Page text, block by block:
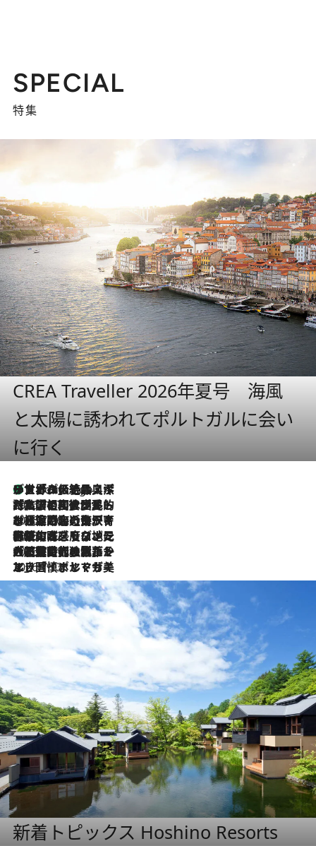
SPECIAL
特集
CREA Traveller 2026年夏号 海風
と太陽に誘われてポルトガルに会い
に行く
6 Hours Ago
リスボンの絶品スイーツ「パステル・デ・ナタ」とは？ポルトガル伝統の奥深い世界へ
2026.7.27
「私の祖国はポルトガル語です」国民的詩人フェルナンド・ペソアと、彼が愛した文学の街を歩く
2026.7.26
ポルトガル近海が育む極上の海の幸。キリリと冷えた白ワインと愉しむ、シーフード専門店の贅沢
2026.7.22
伝統の味をモダンに昇華。高感度な地元客が集う、リスボンの最旬ガストロノミー
2026.7.21
大航海時代の栄華から、震災、独裁、そして革命へ。ポルトガル・首都リスボンの石畳に刻まれた「歴史の光と影」
2026.7.13
エッセイ・ヤマザキマリ「慎ましくも美しき国 ポルトガル」
新着トピックス Hoshino Resorts